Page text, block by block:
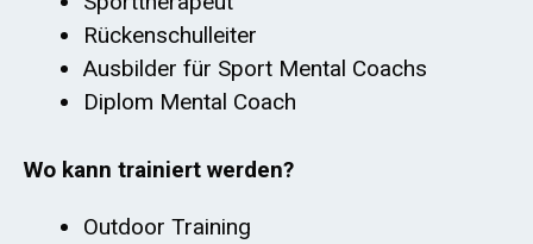
Rückenschulleiter
Ausbilder für Sport Mental Coachs
Diplom Mental Coach
Wo kann trainiert werden?
Outdoor Training